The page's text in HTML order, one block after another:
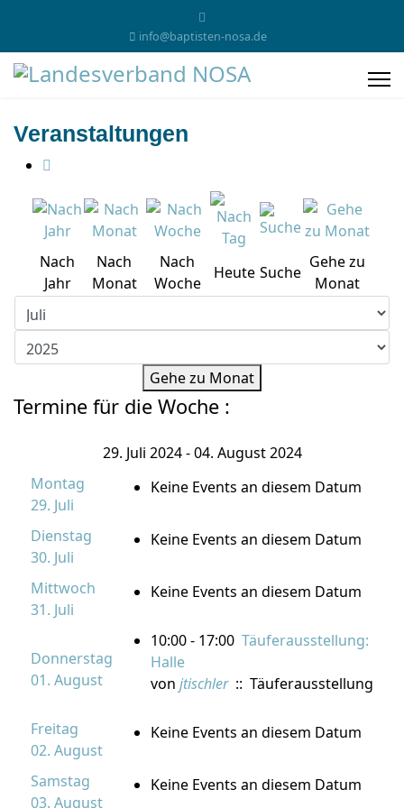
info@baptisten-nosa.de
Veranstaltungen
Nach
Jahr
Nach
Monat
Nach
Woche
Heute Suche
Gehe zu
Monat
Gehe zu Monat
Termine für die Woche :
29. Juli 2024 - 04. August 2024
Montag
29. Juli
Keine Events an diesem Datum
Dienstag
30. Juli
Keine Events an diesem Datum
Mittwoch
31. Juli
Keine Events an diesem Datum
Donnerstag
01. August
10:00 - 17:00 Täuferausstellung:
Halle
von jtischler:: Täuferausstellung
Freitag
02. August
Keine Events an diesem Datum
Samstag
03. August
Keine Events an diesem Datum